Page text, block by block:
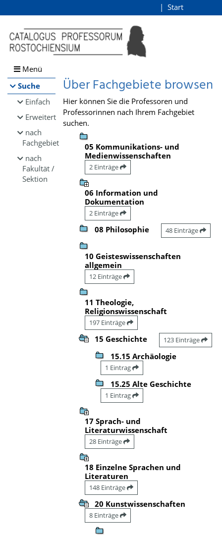
Browsen
direkt zum Inhalt
Start
Menü
Suche
Einfach
Erweitert
nach
Fachgebiet
nach
Fakultät /
Sektion
Über Fachgebiete browsen
Hier können Sie die Professoren und
Professorinnen nach Ihrem Fachgebiet
suchen.
05 Kommunikations- und
Medienwissenschaften
2 Einträge
06 Information und
Dokumentation
2 Einträge
08 Philosophie 48 Einträge
10 Geisteswissenschaften
allgemein
12 Einträge
11 Theologie,
Religionswissenschaft
197 Einträge
15 Geschichte 123 Einträge
15.15 Archäologie
1 Eintrag
15.25 Alte Geschichte
1 Eintrag
17 Sprach- und
Literaturwissenschaft
28 Einträge
18 Einzelne Sprachen und
Literaturen
148 Einträge
20 Kunstwissenschaften
8 Einträge